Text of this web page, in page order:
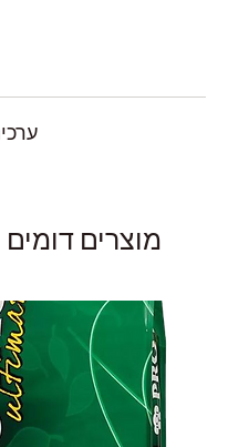
מינ' 10%), תירס, שומן מן
מוצרים דומים